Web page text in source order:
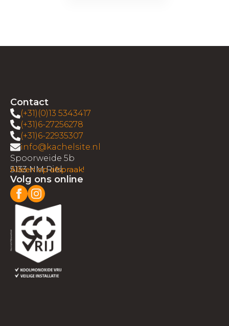
Contact
(+31)(0)13 5343417
(+31)6-27256278
(+31)6-22935307
info@kachelsite.nl
Spoorweide 5b
5133 NM Riel
Alleen op afspraak!
Volg ons online